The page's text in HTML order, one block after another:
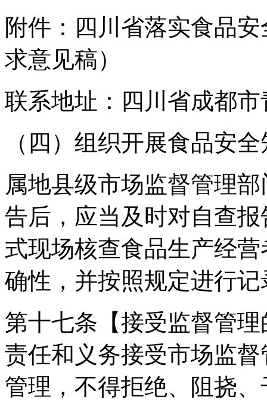
附件：四川省落实食品
求意见稿）
联系地址：四川省成都
（四）组织开展食品安
属地县级市场监督管理
告后，应当及时对自查
式现场核查食品生产经
确性，并按照规定进行
第十七条【接受监督管
责任和义务接受市场监
管理，不得拒绝、阻挠